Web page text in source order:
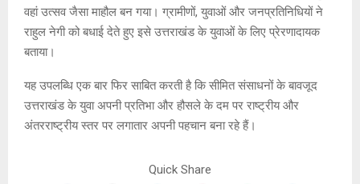
वहां उत्सव जैसा माहौल बन गया। ग्रामीणों, युवाओं और जनप्रतिनिधियों ने
राहुल नेगी को बधाई देते हुए इसे उत्तराखंड के युवाओं के लिए प्रेरणादायक
बताया।
यह उपलब्धि एक बार फिर साबित करती है कि सीमित संसाधनों के बावजूद
उत्तराखंड के युवा अपनी प्रतिभा और हौसले के दम पर राष्ट्रीय और
अंतरराष्ट्रीय स्तर पर लगातार अपनी पहचान बना रहे हैं।
Quick Share